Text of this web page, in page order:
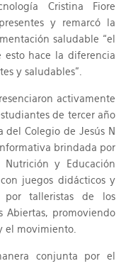
Cristina Fiore
y remarcó la
saludable “el
esto hace la diferencia
y saludables”.
activamente
de tercer año
del Colegio de Jesús N
brindada por
y Educación
juegos didácticos y
por talleristas de los
Abiertas, promoviendo
el movimiento.
conjunta por el